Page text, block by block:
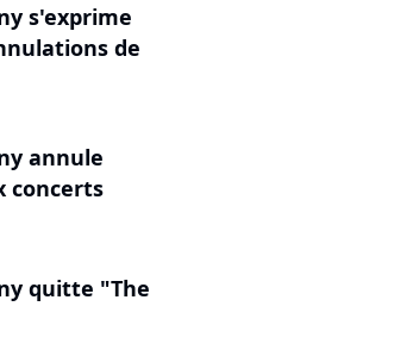
s'exprime
de
annule
concerts
quitte "The